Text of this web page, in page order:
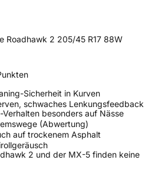
Roadhawk 2 205/45 R17 88W
Sicherheit in Kurven
schwaches Lenkungsfeedback
besonders auf Nässe
(Abwertung)
auf trockenem Asphalt
2 und der MX-5 finden keine